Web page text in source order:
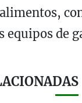
equipos de